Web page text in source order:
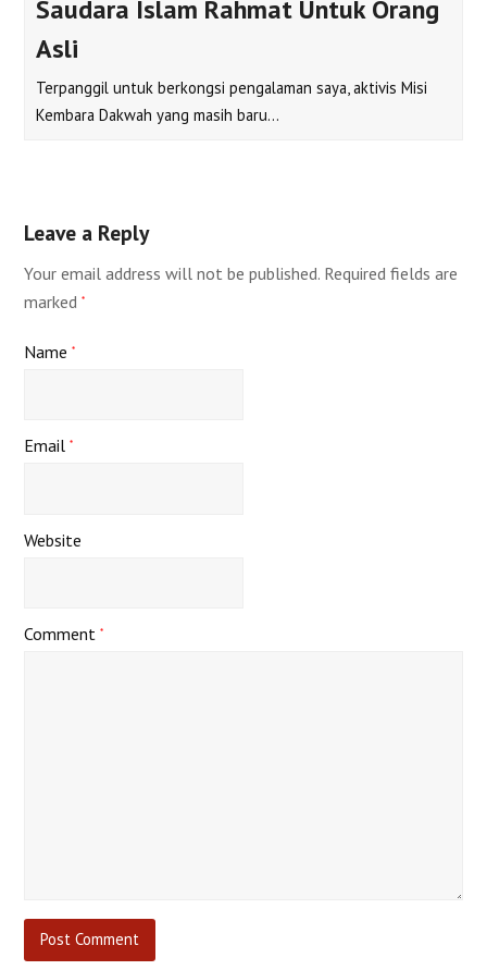
Saudara Islam Rahmat Untuk Orang
Asli
Terpanggil untuk berkongsi pengalaman saya, aktivis Misi
Kembara Dakwah yang masih baru…
Leave a Reply
Your email address will not be published. Required fields are
marked*
Name*
Email*
Website
Comment*